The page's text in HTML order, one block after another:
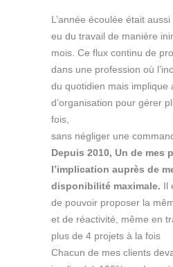
L’année écoulée était
eu du travail de manière
mois. Ce flux continu de
dans une profession où
du quotidien mais implique
d’organisation pour gérer
fois,
sans négliger une
Depuis 2010, Un de mes
l’implication auprès de
disponibilité maximale. Il
de pouvoir proposer la
et de réactivité, même en
plus de 4 projets à la fois
Chacun de mes clients